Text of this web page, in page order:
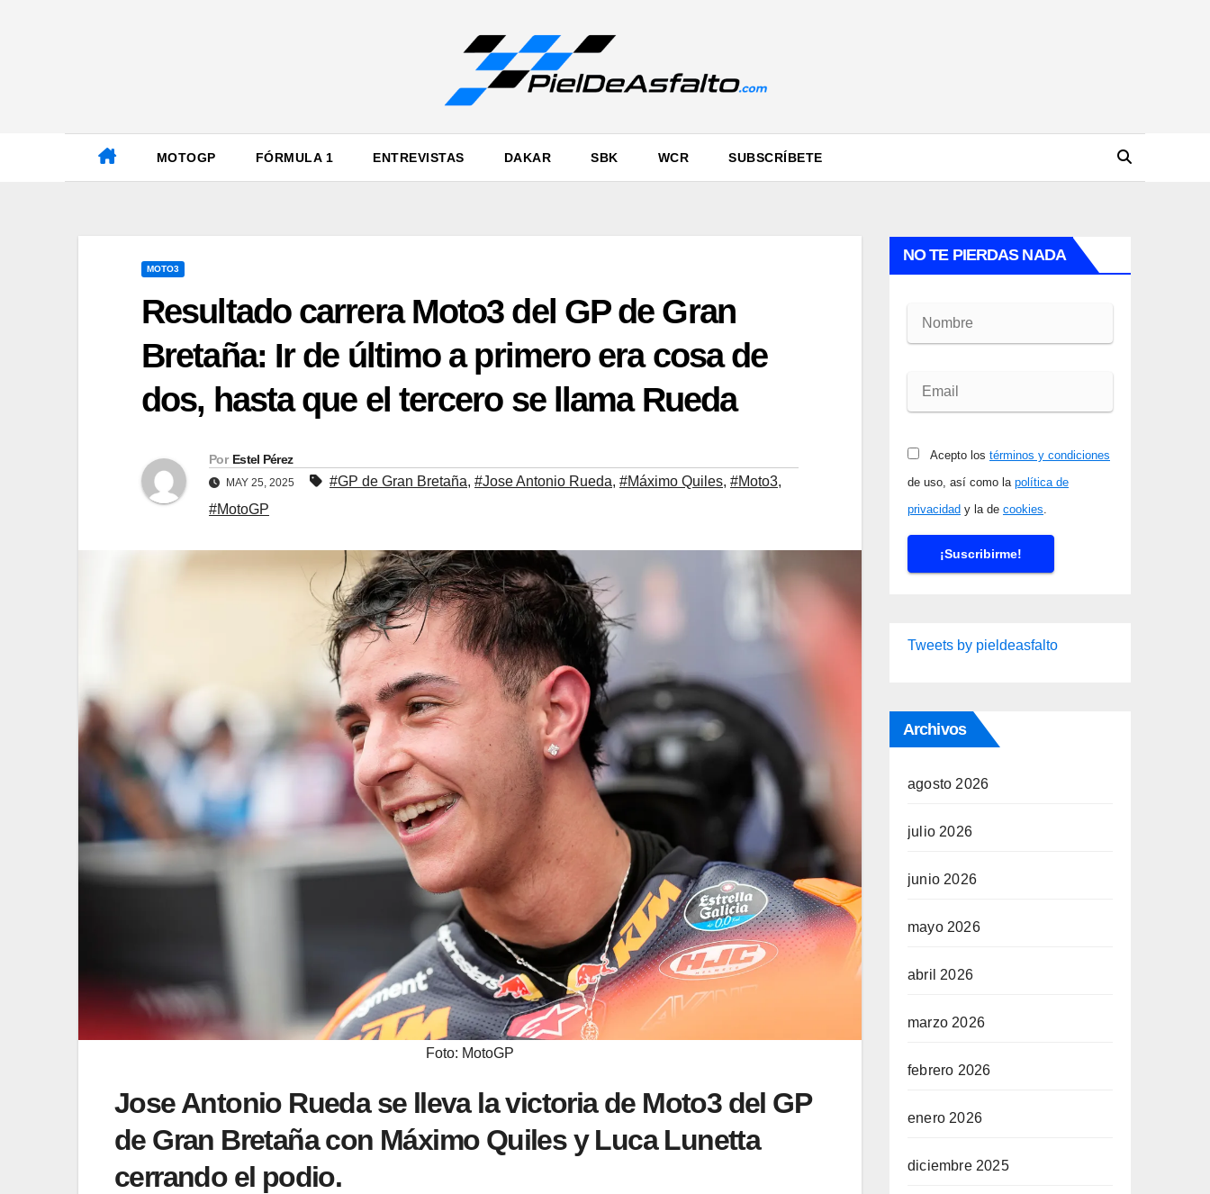
MOTOGP FÓRMULA 1 ENTREVISTAS DAKAR SBK WCR SUBSCRÍBETE
MOTO3
Resultado carrera Moto3 del GP de Gran
Bretaña: Ir de último a primero era cosa de
dos, hasta que el tercero se llama Rueda
Por Estel Pérez
MAY 25, 2025 #GP de Gran Bretaña, #Jose Antonio Rueda, #Máximo Quiles, #Moto3,
#MotoGP
Foto: MotoGP
Jose Antonio Rueda se lleva la victoria de Moto3 del GP
de Gran Bretaña con Máximo Quiles y Luca Lunetta
cerrando el podio.
NO TE PIERDAS NADA
Acepto los términos y condiciones
de uso, así como la política de
privacidad y la de cookies
Tweets by pieldeasfalto
Archivos
agosto 2026
julio 2026
junio 2026
mayo 2026
abril 2026
marzo 2026
febrero 2026
enero 2026
diciembre 2025